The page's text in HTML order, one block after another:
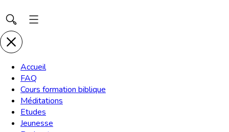
Accueil
FAQ
Cours formation biblique
Méditations
Etudes
Jeunesse